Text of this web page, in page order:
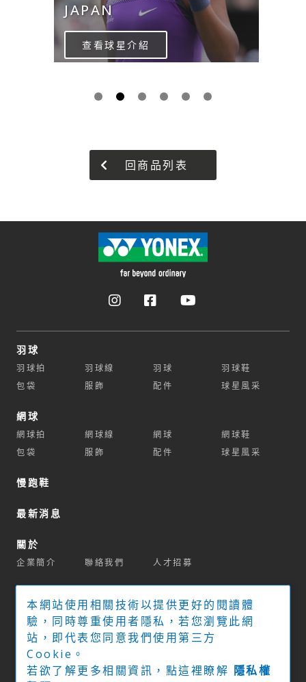
JAPAN
查看球星介紹
回商品列表
羽球
羽球拍 羽球線 羽球
羽球鞋
包袋
服飾 配件 球星風采
網球
網球拍 網球線 網球
網球鞋
包袋
服飾 配件 球星風采
慢跑鞋
最新消息
關於
企業簡介 聯絡我們 人才招募
官方商城 球拍推薦系統
實體經銷門市
下載專區
本網站使用相關技術以提供更好的閱讀體
驗，同時尊重使用者隱私，若您瀏覽此網
站，即代表您同意我們使用第三方
Cookie。
若欲了解更多相關資訊，點這裡瞭解 隱私權